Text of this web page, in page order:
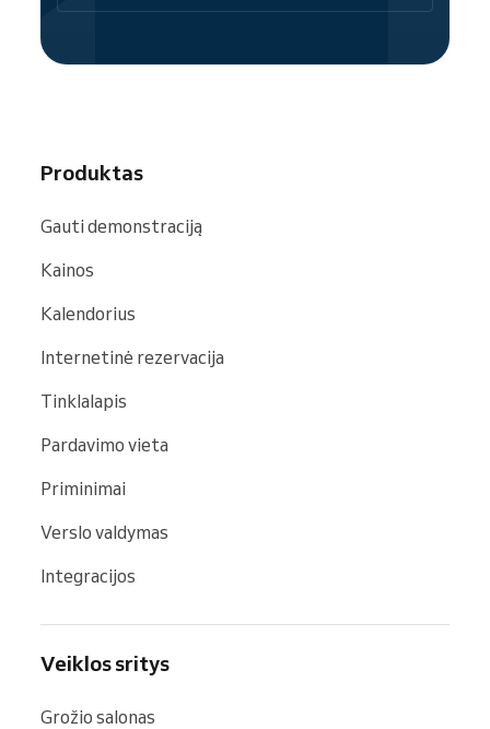
Produktas
Gauti demonstraciją
Kainos
Kalendorius
Internetinė rezervacija
Tinklalapis
Pardavimo vieta
Priminimai
Verslo valdymas
Integracijos
Veiklos sritys
Grožio salonas